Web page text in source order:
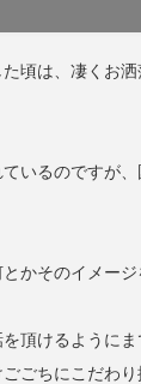
頃は、凄くお
いるのですが
かそのイメージ
頂けるように
ごちにこだわり